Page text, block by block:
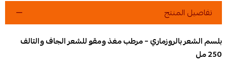
تفاصيل المنتج
بلسم الشعر بالروزماري – مرطب مغذ ومقو للشعر الجاف والتالف
250 مل